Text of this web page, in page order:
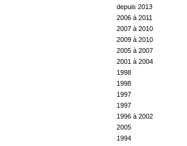
depuis 2013
2006 à 2011
2007 à 2010
2009 à 2010
2005 à 2007
2001 à 2004
1998
1998
1997
1997
1996 à 2002
2005
1994